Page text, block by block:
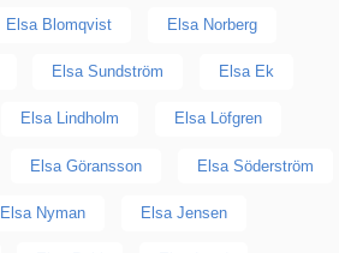
Elsa Blomqvist Elsa Norberg
Elsa Sundström Elsa Ek
Elsa Lindholm Elsa Löfgren
Elsa Göransson Elsa Söderström
Elsa Nyman Elsa Jensen